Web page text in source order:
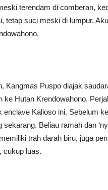
terendam di comberan,
tetap suci meski di lumpur.
Kangmas Puspo diajak
ke Hutan Krendowahono.
enclave Kalioso ini. Sebelum
sekarang. Beliau ramah dan
trah darah biru, juga
cukup luas.